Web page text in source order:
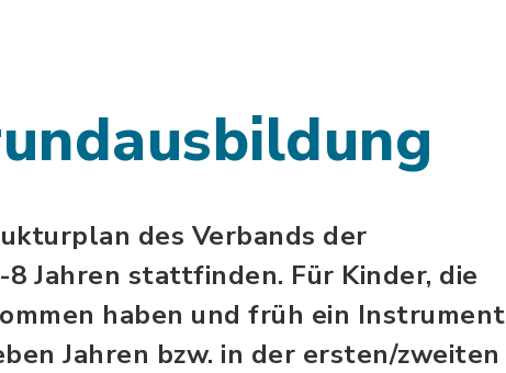
des Verbands der
Jahren stattfinden. Für Kinder, die
haben und früh ein Instrument
Jahren bzw. in der ersten/zweiten